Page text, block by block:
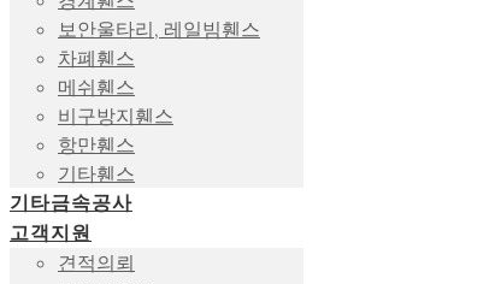
보안울타리, 레일빔휀스
차폐휀스
메쉬휀스
비구방지휀스
항만휀스
기타휀스
기타금속공사
고객지원
견적의뢰